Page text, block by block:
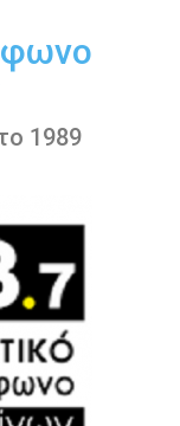
1989